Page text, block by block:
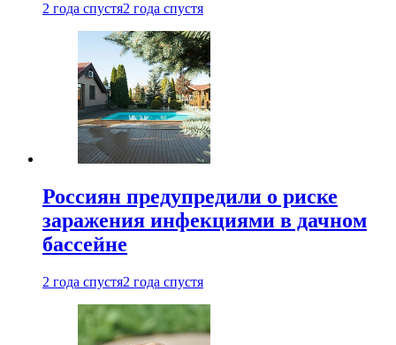
2 года спустя2 года спустя
Россиян предупредили о риске
заражения инфекциями в дачном
бассейне
2 года спустя2 года спустя